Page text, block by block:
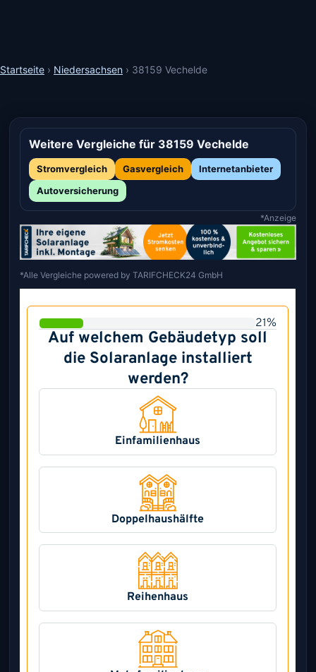
Startseite › Niedersachsen › 38159 Vechelde
Weitere Vergleiche für 38159 Vechelde
Stromvergleich Gasvergleich
Internetanbieter
Autoversicherung
*Anzeige
*Alle Vergleiche powered by TARIFCHECK24 GmbH